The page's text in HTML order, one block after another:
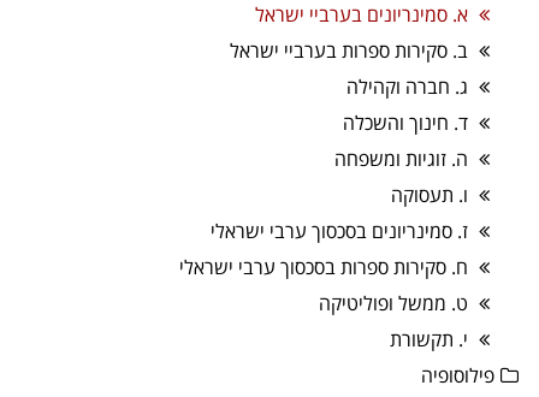
א. סמינריונים בערביי ישראל
ב. סקירות ספרות בערביי ישראל
ג. חברה וקהילה
ד. חינוך והשכלה
ה. זוגיות ומשפחה
ו. תעסוקה
ז. סמינריונים בסכסוך ערבי ישראלי
ח. סקירות ספרות בסכסוך ערבי ישראלי
ט. ממשל ופוליטיקה
י. תקשורת
פילוסופיה